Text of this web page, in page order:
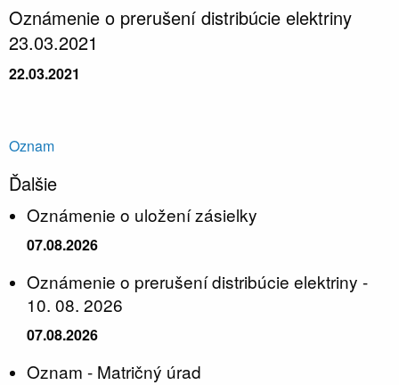
Oznámenie o prerušení distribúcie elektriny
23.03.2021
22.03.2021
Oznam
Ďalšie
Oznámenie o uložení zásielky
07.08.2026
Oznámenie o prerušení distribúcie elektriny -
10. 08. 2026
07.08.2026
Oznam - Matričný úrad